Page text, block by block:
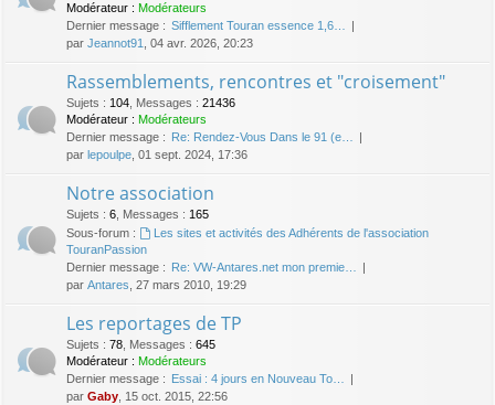
Modérateur : Modérateurs
Dernier message : Sifflement Touran essence 1,6…
par Jeannot91 , 04 avr. 2026, 20:23
Rassemblements, rencontres et "croisement"
Sujets : 104 Messages : 21436
Modérateur : Modérateurs
Dernier message :
Re: Rendez-Vous Dans le 91 (e…
par lepoulpe , 01 sept. 2024, 17:36
Notre association
Sujets : 6 Messages : 165
Sous-forum :
Les sites et activités des Adhérents de l'association
TouranPassion
Dernier message :
Re: VW-Antares.net mon premie…
par Antares , 27 mars 2010, 19:29
Les reportages de TP
Sujets : 78 Messages : 645
Modérateur : Modérateurs
Dernier message :
Essai : 4 jours en Nouveau To…
par Gaby , 15 oct. 2015, 22:56